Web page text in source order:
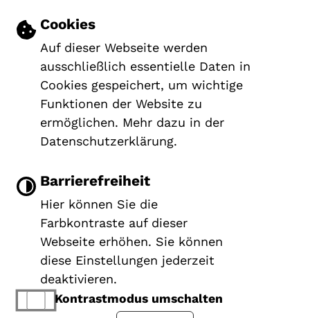
Einstellungen zu Cookies und
Cookies
Auf dieser Webseite werden
ausschließlich essentielle Daten in
Cookies gespeichert, um wichtige
Funktionen der Website zu
ermöglichen. Mehr dazu in der
Datenschutzerklärung.
Barrierefreiheit
Hier können Sie die
Farbkontraste auf dieser
Webseite erhöhen. Sie können
diese Einstellungen jederzeit
deaktivieren.
Kontrastmodus umschalten
DATENSCHUTZERKLÄRUNG
ERKLÄRUNG ZUR BARRIEREFREIHEIT